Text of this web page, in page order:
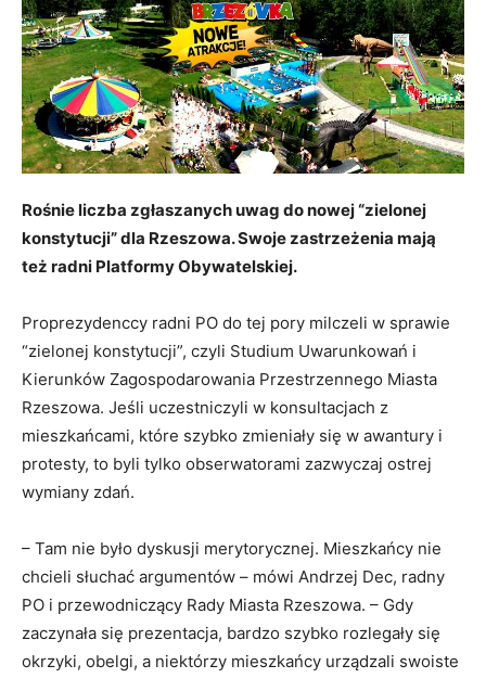
Rośnie liczba zgłaszanych uwag do nowej “zielonej
konstytucji” dla Rzeszowa. Swoje zastrzeżenia mają
też radni Platformy Obywatelskiej.
Proprezydenccy radni PO do tej pory milczeli w sprawie
“zielonej konstytucji”, czyli Studium Uwarunkowań i
Kierunków Zagospodarowania Przestrzennego Miasta
Rzeszowa. Jeśli uczestniczyli w konsultacjach z
mieszkańcami, które szybko zmieniały się w awantury i
protesty, to byli tylko obserwatorami zazwyczaj ostrej
wymiany zdań.
– Tam nie było dyskusji merytorycznej. Mieszkańcy nie
chcieli słuchać argumentów – mówi Andrzej Dec, radny
PO i przewodniczący Rady Miasta Rzeszowa. – Gdy
zaczynała się prezentacja, bardzo szybko rozlegały się
okrzyki, obelgi, a niektórzy mieszkańcy urządzali swoiste